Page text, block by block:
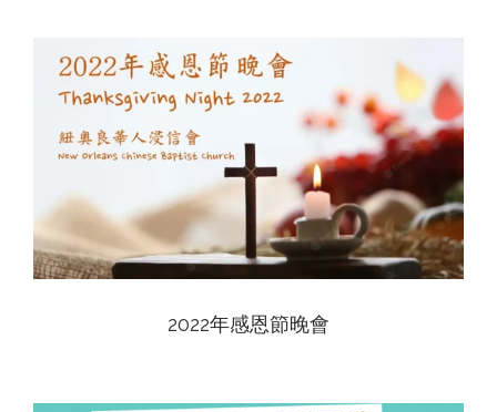
2022年感恩節晚會
View